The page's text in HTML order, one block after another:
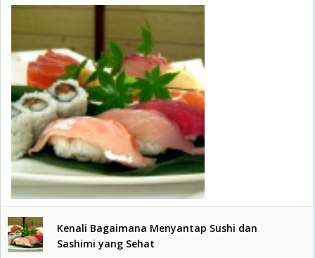
Kenali Bagaimana Menyantap Sushi dan
Sashimi yang Sehat